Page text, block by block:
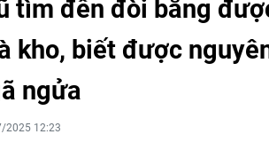
tìm đến đòi bằng
kho, biết được
ngửa
2025 12:23